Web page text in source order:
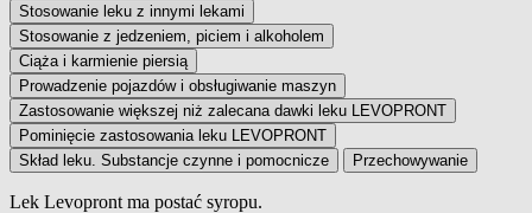
Stosowanie leku z innymi lekami
Stosowanie z jedzeniem, piciem i alkoholem
Ciąża i karmienie piersią
Prowadzenie pojazdów i obsługiwanie maszyn
Zastosowanie większej niż zalecana dawki leku LEVOPRONT
Pominięcie zastosowania leku LEVOPRONT
Skład leku. Substancje czynne i pomocnicze
Przechowywanie
Lek Levopront ma postać syropu.